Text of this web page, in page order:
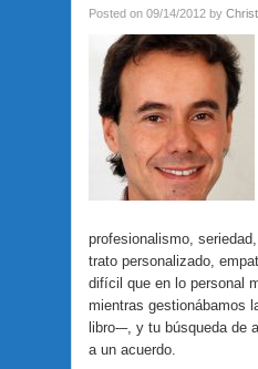
Posted on 09/14/2012 by
profesionalismo,
trato personalizado,
difícil que en lo personal
mientras gestionábamos
libro-–, y tu búsqueda de
a un acuerdo.